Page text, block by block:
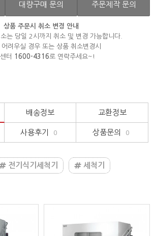
대량구매 문의 주문제작 문의
상품 주문시 취소 변경 안내
는 당일 2시까지 취소 및 변경 가능합니다.
려우실 경우 또는 상품 취소변경시
터
1600-4316로 연락주세요~!
배송정보 교환정보
사용후기 0 상품문의 0
전기식기세척기 세척기